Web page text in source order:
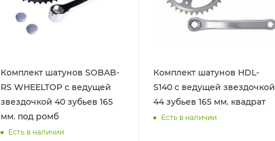
Комплект шатунов SOBAB-
RS WHEELTOP с ведущей
звездочкой 40 зубьев 165
мм. под ромб
Есть в наличии
Комплект шатунов HDL-
S140 с ведущей звездочкой
44 зубьев 165 мм. квадрат
Есть в наличии